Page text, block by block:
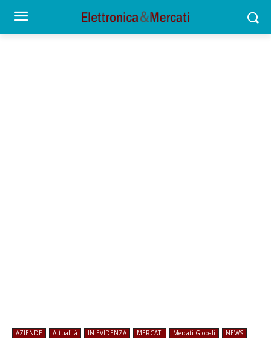
AZIENDE Attualità IN EVIDENZA MERCATI Mercati Globali NEWS